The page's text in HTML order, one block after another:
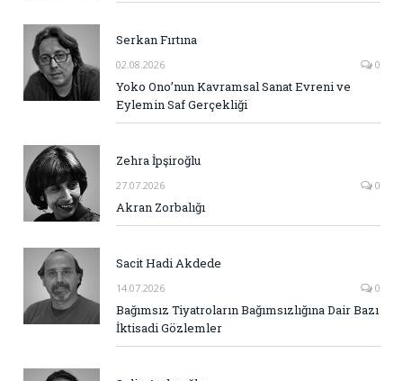
Serkan Fırtına
02.08.2026 0
Yoko Ono’nun Kavramsal Sanat Evreni ve
Eylemin Saf Gerçekliği
Zehra İpşiroğlu
27.07.2026 0
Akran Zorbalığı
Sacit Hadi Akdede
14.07.2026 0
Bağımsız Tiyatroların Bağımsızlığına Dair Bazı
İktisadi Gözlemler